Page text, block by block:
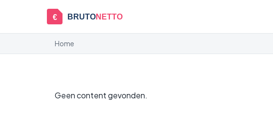
€ BRUTONETTO
Home
Geen content gevonden.